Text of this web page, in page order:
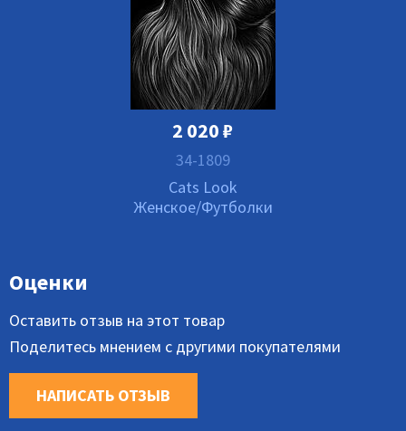
2 020₽
34-1809
Cats Look
Женское/Футболки
Оценки
Оставить отзыв на этот товар
Поделитесь мнением с другими покупателями
НАПИСАТЬ ОТЗЫВ